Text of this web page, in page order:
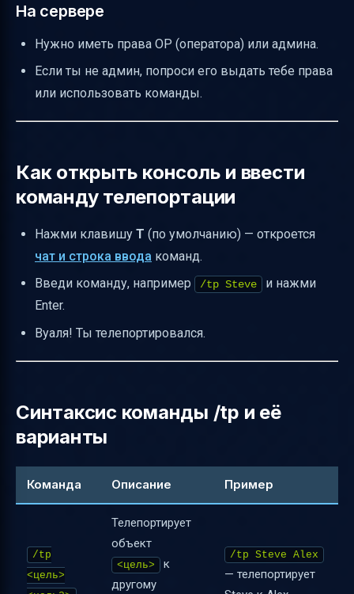
На сервере
Нужно иметь права OP (оператора) или админа.
Если ты не админ, попроси его выдать тебе права
или использовать команды.
Как открыть консоль и ввести
команду телепортации
Нажми клавишу T (по умолчанию) — откроется
чат и строка ввода команд.
Введи команду, например
/tp Steve
и нажми
Enter.
Вуаля! Ты телепортировался.
Синтаксис команды /tp и её
варианты
Команда Описание Пример
/tp
<цель>
Телепортирует
объект
<цель>
к
другому
/tp Steve Alex
— телепортирует